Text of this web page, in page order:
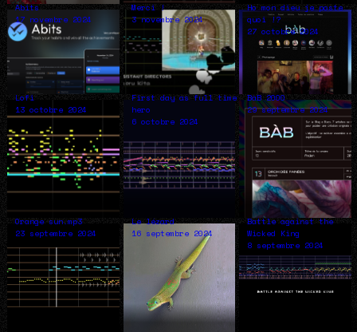
Abits
17 novembre 2024
Merci !
3 novembre 2024
Ho mon dieu je poste
quoi !?
27 octobre 2024
Lofi
13 octobre 2024
First day as full time
hero
6 octobre 2024
BàB 2000
29 septembre 2024
Orange sun.mp3
23 septembre 2024
Le lézard
16 septembre 2024
Battle against the
Wicked King
8 septembre 2024